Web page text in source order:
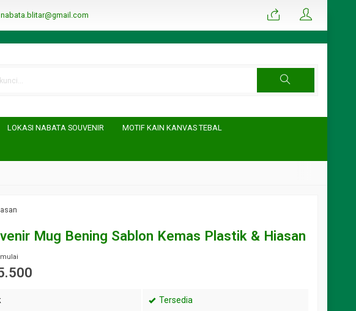
nabata.blitar@gmail.com
LOKASI NABATA SOUVENIR MOTIF KAIN KANVAS TEBAL
Mug Bening Sablon Kemas Plastik & Hiasan
Tersedia